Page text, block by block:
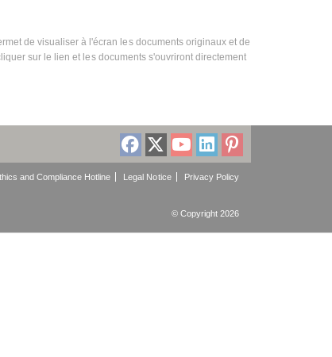
de visualiser à l'écran les documents originaux et de
sur le lien et les documents s'ouvriront directement
and Compliance Hotline Legal Notice Privacy Policy
© Copyright 2026